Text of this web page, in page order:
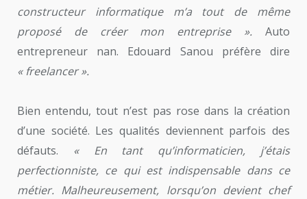
constructeur informatique m’a tout de même
proposé de créer mon entreprise ». Auto
entrepreneur nan. Edouard Sanou préfère dire
« freelancer ».
Bien entendu, tout n’est pas rose dans la création
d’une société. Les qualités deviennent parfois des
défauts. « En tant qu’informaticien, j’étais
perfectionniste, ce qui est indispensable dans ce
métier. Malheureusement, lorsqu’on devient chef